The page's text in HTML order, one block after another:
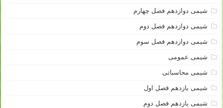
شیمی دوازدهم فصل چهارم
شیمی دوازدهم فصل دوم
شیمی دوازدهم فصل سوم
شیمی عمومی
شیمی محاسباتی
شیمی یازدهم فصل اول
شیمی یازدهم فصل دوم